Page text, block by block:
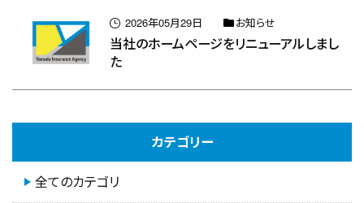
2026年05月29日 お知らせ
当社のホームページをリニューアルしまし
た
カテゴリー
全てのカテゴリ